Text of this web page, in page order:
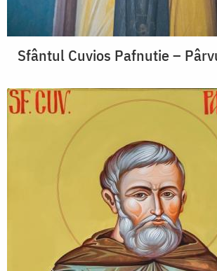
Sfântul Cuvios Pafnutie –